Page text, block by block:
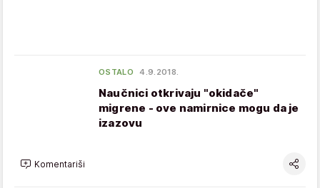
OSTALO 4.9.2018.
Naučnici otkrivaju "okidače"
migrene - ove namirnice mogu da je
izazovu
Komentariši